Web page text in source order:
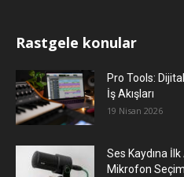
Rastgele konular
Pro Tools:
İş Akışları
19 Nisan 2026
Ses Kaydına
Mikrofon